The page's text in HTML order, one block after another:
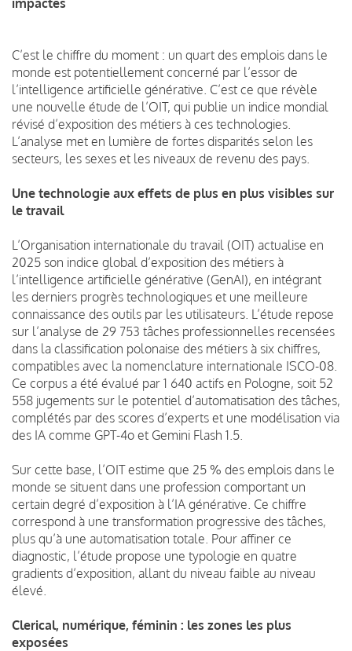
C’est le chiffre du moment : un quart des emplois dans le
monde est potentiellement concerné par l’essor de
l’intelligence artificielle générative. C’est ce que révèle
une nouvelle étude de l’OIT, qui publie un indice mondial
révisé d’exposition des métiers à ces technologies.
L’analyse met en lumière de fortes disparités selon les
secteurs, les sexes et les niveaux de revenu des pays.
Une technologie aux effets de plus en plus visibles sur
le travail
L’Organisation internationale du travail (OIT) actualise en
2025 son indice global d’exposition des métiers à
l’intelligence artificielle générative (GenAI), en intégrant
les derniers progrès technologiques et une meilleure
connaissance des outils par les utilisateurs. L’étude repose
sur l’analyse de 29 753 tâches professionnelles recensées
dans la classification polonaise des métiers à six chiffres,
compatibles avec la nomenclature internationale ISCO-08.
Ce corpus a été évalué par 1 640 actifs en Pologne, soit 52
558 jugements sur le potentiel d’automatisation des tâches,
complétés par des scores d’experts et une modélisation via
des IA comme GPT-4o et Gemini Flash 1.5.
Sur cette base, l’OIT estime que 25 % des emplois dans le
monde se situent dans une profession comportant un
certain degré d’exposition à l’IA générative. Ce chiffre
correspond à une transformation progressive des tâches,
plus qu’à une automatisation totale. Pour affiner ce
diagnostic, l’étude propose une typologie en quatre
gradients d’exposition, allant du niveau faible au niveau
élevé.
Clerical, numérique, féminin : les zones les plus
exposées